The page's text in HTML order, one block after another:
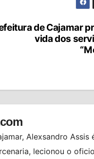
de Cajamar
vida dos
Alexsandro Assis
lecionou o